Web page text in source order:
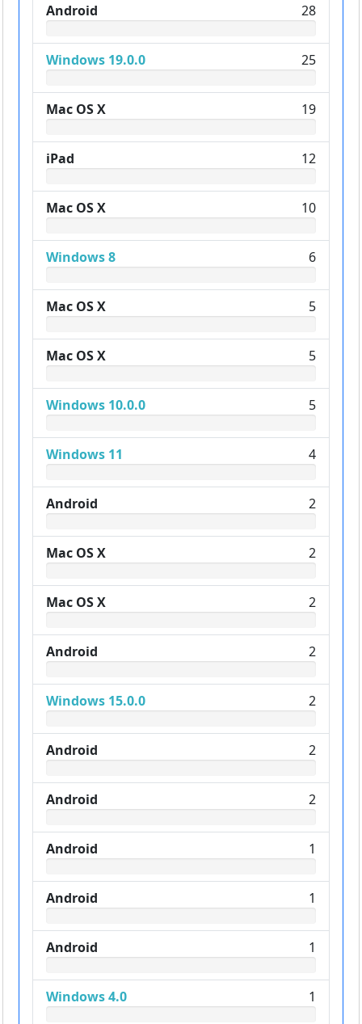
Android 28
Windows 19.0.0 25
Mac OS X 19
iPad 12
Mac OS X 10
Windows 8 6
Mac OS X 5
Mac OS X 5
Windows 10.0.0 5
Windows 11 4
Android 2
Mac OS X 2
Mac OS X 2
Android 2
Windows 15.0.0 2
Android 2
Android 2
Android 1
Android 1
Android 1
Windows 4.0 1